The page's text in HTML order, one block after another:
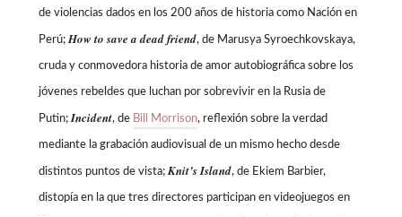
de violencias dados en los 200 años de historia como Nación en
Perú;How to save a dead friend, de Marusya Syroechkovskaya,
cruda y conmovedora historia de amor autobiográfica sobre los
jóvenes rebeldes que luchan por sobrevivir en la Rusia de
Putin;Incident, de Bill Morrison, reflexión sobre la verdad
mediante la grabación audiovisual de un mismo hecho desde
distintos puntos de vista; Knit’s Island, de Ekiem Barbier,
distopía en la que tres directores participan en videojuegos en